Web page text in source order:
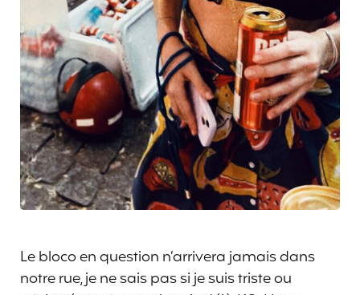
Le bloco en question n’arrivera jamais dans
notre rue, je ne sais pas si je suis triste ou